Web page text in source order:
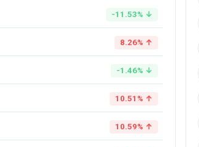
-11.53% ↓
8.26% ↑
-1.46% ↓
10.51% ↑
10.59% ↑